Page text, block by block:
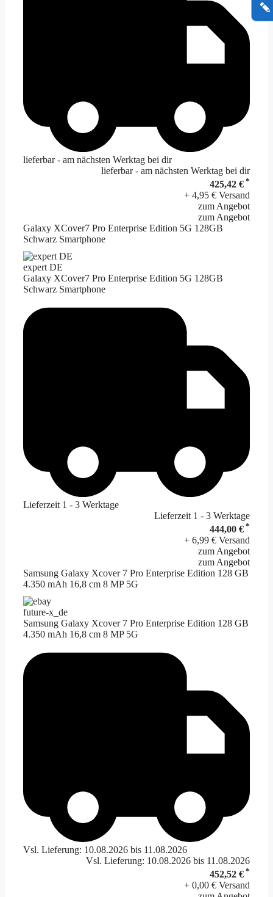
lieferbar - am nächsten Werktag bei dir
lieferbar - am nächsten Werktag bei dir
425,42 € *
+ 4,95 € Versand
zum Angebot
zum Angebot
Galaxy XCover7 Pro Enterprise Edition 5G 128GB
Schwarz Smartphone
expert DE
Galaxy XCover7 Pro Enterprise Edition 5G 128GB
Schwarz Smartphone
Lieferzeit 1 - 3 Werktage
Lieferzeit 1 - 3 Werktage
444,00 € *
+ 6,99 € Versand
zum Angebot
zum Angebot
Samsung Galaxy Xcover 7 Pro Enterprise Edition 128 GB
4.350 mAh 16,8 cm 8 MP 5G
future-x_de
Samsung Galaxy Xcover 7 Pro Enterprise Edition 128 GB
4.350 mAh 16,8 cm 8 MP 5G
Vsl. Lieferung: 10.08.2026 bis 11.08.2026
Vsl. Lieferung: 10.08.2026 bis 11.08.2026
452,52 € *
+ 0,00 € Versand